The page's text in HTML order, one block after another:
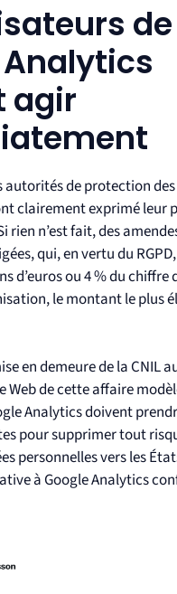
de
agir
autorités de protection
clairement exprimé leur
rien n’est fait, des
qui, en vertu du
d’euros ou 4 % du chiffre
le montant le plus
en demeure de la CNIL
Web de cette affaire
Analytics doivent
pour supprimer tout
personnelles vers les
à Google Analytics